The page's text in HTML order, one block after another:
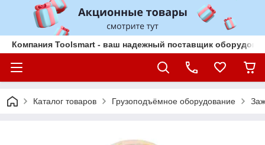
Компания Toolsmart - ваш надежный поставщик
Каталог товаров Грузоподъёмное оборудование